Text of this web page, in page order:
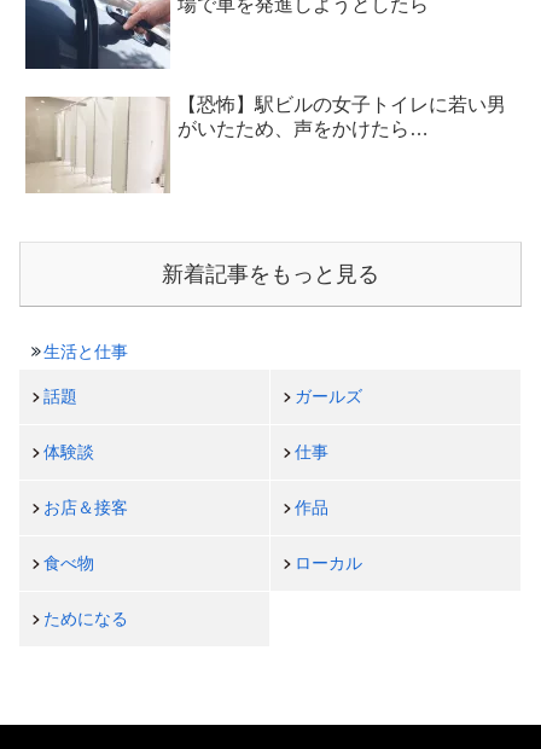
場で車を発進しようとしたら
【恐怖】駅ビルの女子トイレに若い男
がいたため、声をかけたら…
新着記事をもっと見る
生活と仕事
話題 ガールズ
体験談 仕事
お店＆接客 作品
食べ物 ローカル
ためになる